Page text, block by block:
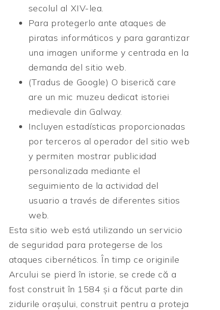
secolul al XIV-lea.
Para protegerlo ante ataques de
piratas informáticos y para garantizar
una imagen uniforme y centrada en la
demanda del sitio web.
(Tradus de Google) O biserică care
are un mic muzeu dedicat istoriei
medievale din Galway.
Incluyen estadísticas proporcionadas
por terceros al operador del sitio web
y permiten mostrar publicidad
personalizada mediante el
seguimiento de la actividad del
usuario a través de diferentes sitios
web.
Esta sitio web está utilizando un servicio
de seguridad para protegerse de los
ataques cibernéticos. În timp ce originile
Arcului se pierd în istorie, se crede că a
fost construit în 1584 și a făcut parte din
zidurile orașului, construit pentru a proteja